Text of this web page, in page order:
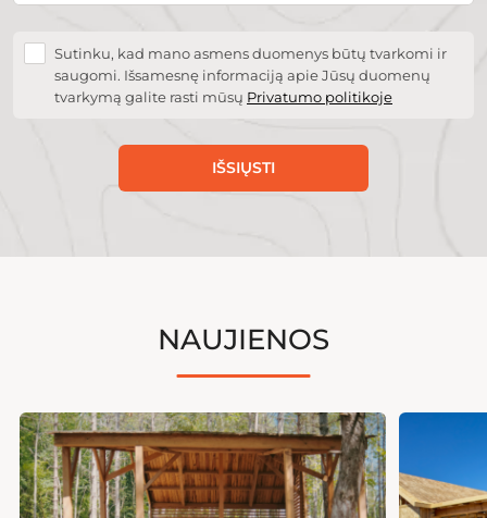
Sutinku, kad mano asmens duomenys būtų tvarkomi ir
saugomi. Išsamesnę informaciją apie Jūsų duomenų
tvarkymą galite rasti mūsų Privatumo politikoje
IŠSIŲSTI
NAUJIENOS